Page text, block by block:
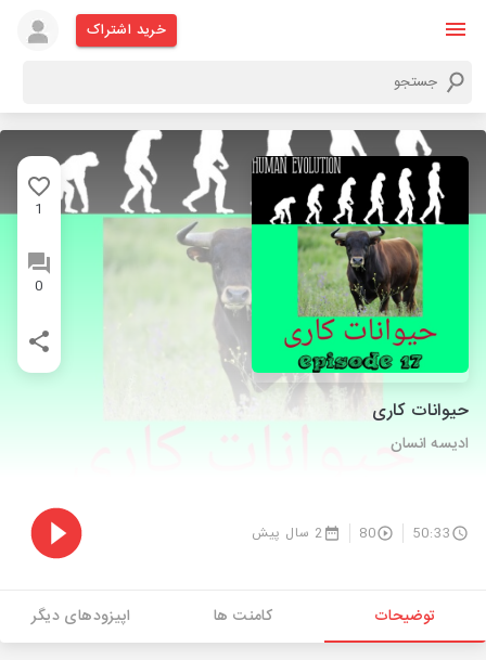
خرید اشتراک
1
0
حیوانات کاری
ادیسه انسان
50:33
80 2 سال پیش
توضیحات کامنت ها اپیزودهای دیگر